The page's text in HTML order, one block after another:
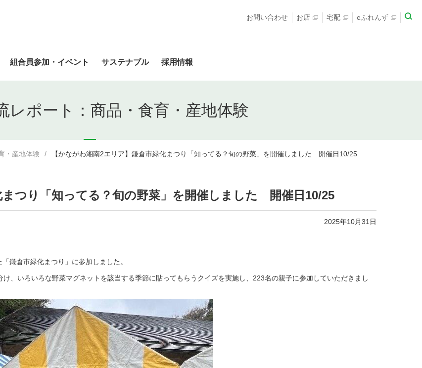
組合員参加・イベント サステナブル 採用情報
お問い合わせ お店 宅配 eふれんず
レポート：商品・食育・産地体験
・産地体験 【かながわ湘南2エリア】鎌倉市緑化まつり「知ってる？旬の野菜」を開催しました 開催日10/25
まつり「知ってる？旬の野菜」を開催しました 開催日10/25
2025年10月31日
鎌倉市緑化まつり」に参加しました。
、いろいろな野菜マグネットを該当する季節に貼ってもらうクイズを実施し、223名の親子に参加していただきまし